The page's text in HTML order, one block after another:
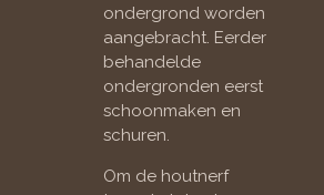
ondergrond worden
aangebracht. Eerder
behandelde
ondergronden eerst
schoonmaken en
schuren.
Om de houtnerf